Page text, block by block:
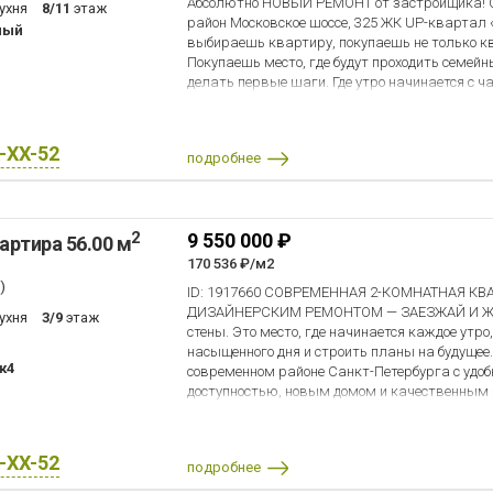
8/11 этаж
XX-52
район Московское шоссе, 325 ЖК UP-квартал
выбираешь квартиру, покупаешь не только
Покупаешь место, где будут проходить
делать первые шаги. Где утро начинается с
суеты большого мегаполиса. Здесь есть всё,
первого дня. Основные характеристики
площадь — 32,4 кв.м Просторная кухня-
Функциональная европланировка
просторной кухне-гостиной, сохранив две
спальни для отдыха, работы или детской
избавляет от ощущения городской тесноты.
«Московский» — современный жилой
продумано всё для спокойной и комфортной
территория создает атмосферу приватности
Круглосуточное видеонаблюдение
спокойствие для жителей. Во дворе нет
зоны, зеленые дворы и уютные места
небольшой европейский квартал. Для
подробнее
56.00 м2
3/9 этаж
XX-52
9 550 000 ₽
170 536 ₽/м2
ID: 1917660 СОВРЕМЕННАЯ 2-КОМНАТНАЯ
ДИЗАЙНЕРСКИМ РЕМОНТОМ — ЗАЕЗЖАЙ И
стены. Это место, где начинается каждое
насыщенного дня и строить планы на
современном районе Санкт-Петербурга с
доступностью, новым домом и качественным
направлений юга Санкт-Петербурга.
подробнее